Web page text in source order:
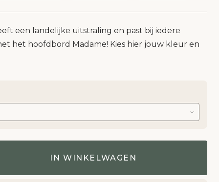
een landelijke uitstraling en past bij iedere
het hoofdbord Madame! Kies hier jouw kleur en
IN WINKELWAGEN